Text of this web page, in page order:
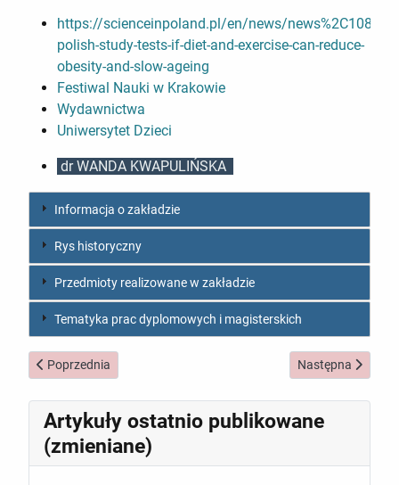
https://scienceinpoland.pl/en/news/
polish-study-tests-if-diet-and-exercise-can-reduce-
obesity-and-slow-ageing
Festiwal Nauki w Krakowie
Wydawnictwa
Uniwersytet Dzieci
dr WANDA KWAPULIŃSKA
Informacja o zakładzie
Rys historyczny
Przedmioty realizowane w zakładzie
Tematyka prac dyplomowych i magisterskich
Poprzednia strona: Instytut Nauk Podstawowych
Poprzednia Następna strona:
Następna
Artykuły ostatnio publikowane
(zmieniane)